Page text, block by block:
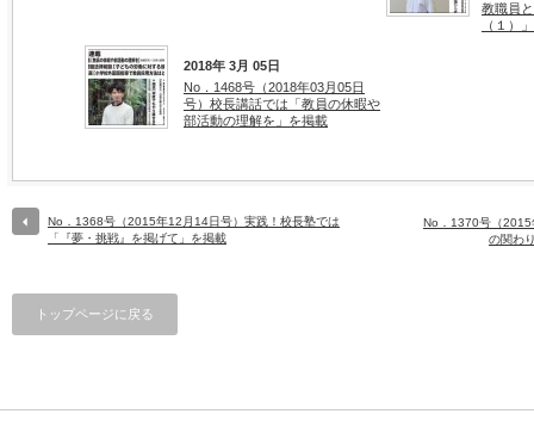
教職員
（１）
2018年 3月 05日
No．1468号（2018年03月05日
号）校長講話では「教員の休暇や
部活動の理解を」を掲載
No．1368号（2015年12月14日号）実践！校長塾では
「『夢・挑戦』を掲げて」を掲載
No．1370号（2015
の関わ
トップページに戻る